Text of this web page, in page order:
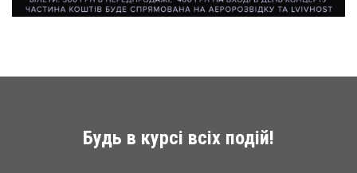
Будь в курсі всіх подій!